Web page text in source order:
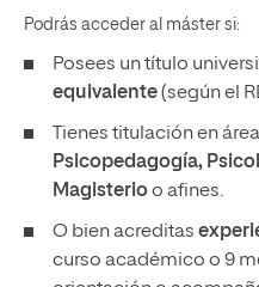
Podrás acceder al máster si:
Posees un título
equivalente(según el
Tienes titulación en
Psicopedagogía,
Magisterioo afines.
O bien acreditas
curso académico o 9